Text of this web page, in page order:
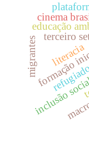
formação
educação
cinema
terceiro
migrantes
inclusão
literacia